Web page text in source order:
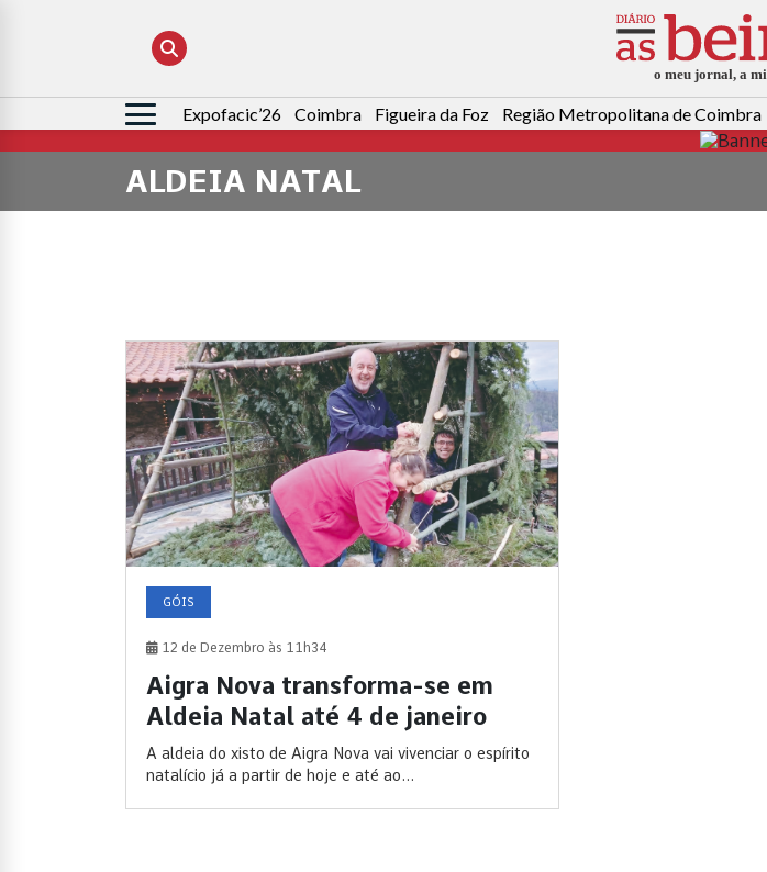
Pesquisar
por:
Expofacic’26 Coimbra Figueira da Foz Região Metropolitana de Coimbra
ALDEIA NATAL
GÓIS
12 de Dezembro às 11h34
Aigra Nova transforma-se em
Aldeia Natal até 4 de janeiro
A aldeia do xisto de Aigra Nova vai vivenciar o espírito
natalício já a partir de hoje e até ao...